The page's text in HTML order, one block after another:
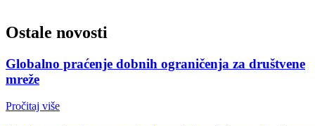
Ostale novosti
Globalno praćenje dobnih ograničenja za društvene
mreže
Pročitaj više